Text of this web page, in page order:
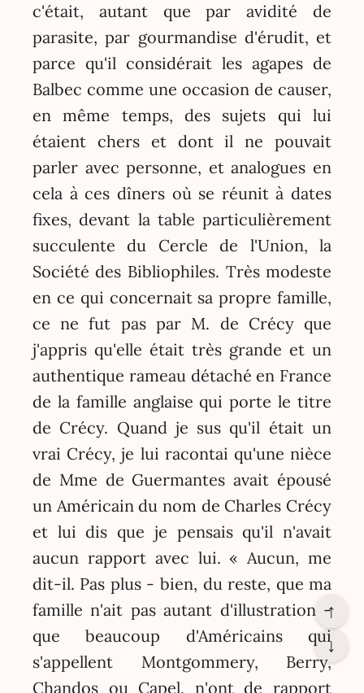
c'était, autant que par avidité de
parasite, par gourmandise d'érudit, et
parce qu'il considérait les agapes de
Balbec comme une occasion de causer,
en même temps, des sujets qui lui
étaient chers et dont il ne pouvait
parler avec personne, et analogues en
cela à ces dîners où se réunit à dates
fixes, devant la table particulièrement
succulente du Cercle de l'Union, la
Société des Bibliophiles. Très modeste
en ce qui concernait sa propre famille,
ce ne fut pas par M. de Crécy que
j'appris qu'elle était très grande et un
authentique rameau détaché en France
de la famille anglaise qui porte le titre
de Crécy. Quand je sus qu'il était un
vrai Crécy, je lui racontai qu'une nièce
de Mme de Guermantes avait épousé
un Américain du nom de Charles Crécy
et lui dis que je pensais qu'il n'avait
aucun rapport avec lui. « Aucun, me
dit-il. Pas plus - bien, du reste, que ma
famille n'ait pas autant d'illustration -
que beaucoup d'Américains qui
s'appellent Montgommery, Berry,
Chandos ou Capel, n'ont de rapport
↑
↓